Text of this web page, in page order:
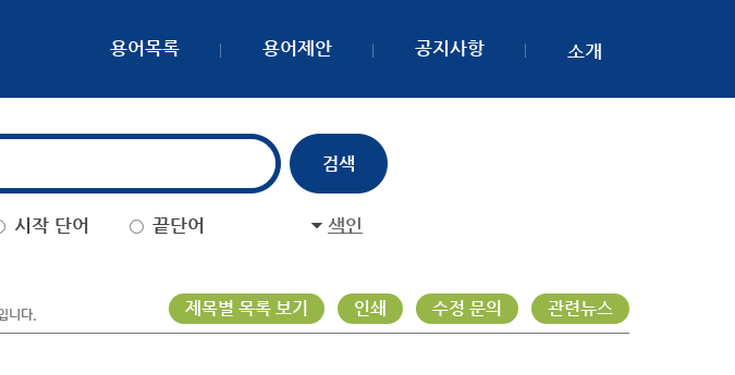
용어목록 용어제안 공지사항 소개
시작 단어 끝단어 색인
니다. 제목별 목록 보기 인쇄 수정 문의 관련뉴스